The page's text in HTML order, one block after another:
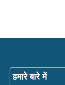
हमारे बारे में